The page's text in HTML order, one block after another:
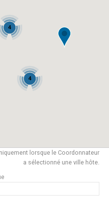
4
4
lorsque le Coordonnateur
a sélectionné une ville hôte.